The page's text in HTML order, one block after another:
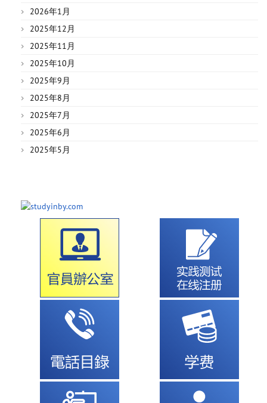
2026年1月
2025年12月
2025年11月
2025年10月
2025年9月
2025年8月
2025年7月
2025年6月
2025年5月